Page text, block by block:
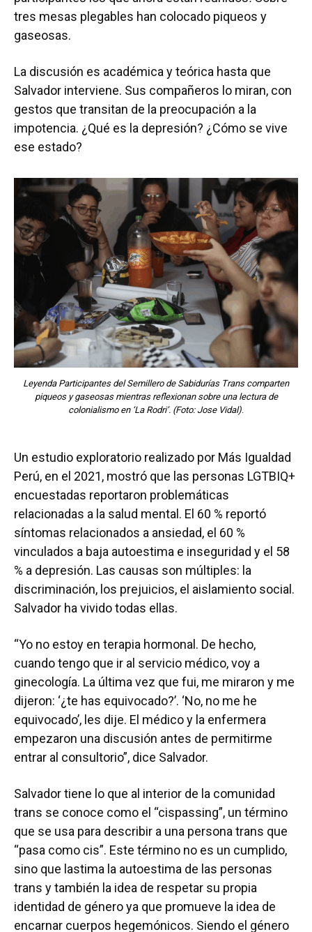
tres mesas plegables han colocado piqueos y
gaseosas.
La discusión es académica y teórica hasta que
Salvador interviene. Sus compañeros lo miran, con
gestos que transitan de la preocupación a la
impotencia. ¿Qué es la depresión? ¿Cómo se vive
ese estado?
Leyenda Participantes del Semillero de Sabidurías Trans comparten
piqueos y gaseosas mientras reflexionan sobre una lectura de
colonialismo en ‘La Rodri’. (Foto: Jose Vidal).
Un estudio exploratorio realizado por Más Igualdad
Perú, en el 2021, mostró que las personas LGTBIQ+
encuestadas reportaron problemáticas
relacionadas a la salud mental. El 60 % reportó
síntomas relacionados a ansiedad, el 60 %
vinculados a baja autoestima e inseguridad y el 58
% a depresión. Las causas son múltiples: la
discriminación, los prejuicios, el aislamiento social.
Salvador ha vivido todas ellas.
“Yo no estoy en terapia hormonal. De hecho,
cuando tengo que ir al servicio médico, voy a
ginecología. La última vez que fui, me miraron y me
dijeron: ‘¿te has equivocado?’. ‘No, no me he
equivocado’, les dije. El médico y la enfermera
empezaron una discusión antes de permitirme
entrar al consultorio”, dice Salvador.
Salvador tiene lo que al interior de la comunidad
trans se conoce como el “cispassing”, un término
que se usa para describir a una persona trans que
“pasa como cis”. Este término no es un cumplido,
sino que lastima la autoestima de las personas
trans y también la idea de respetar su propia
identidad de género ya que promueve la idea de
encarnar cuerpos hegemónicos. Siendo el género